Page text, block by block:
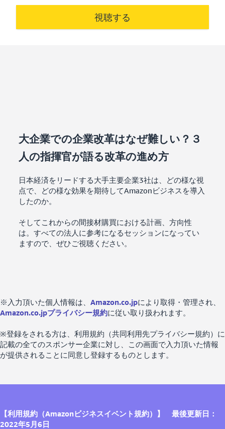
視聴する
大企業での企業改革はなぜ難しい？３
人の指揮官が語る改革の進め方
日本経済をリードする大手主要企業3社は、どの様な視
点で、どの様な効果を期待してAmazonビジネスを導入
したのか。
そしてこれからの間接材購買における計画、方向性
は。すべての法人に参考になるセッションになってい
ますので、ぜひご視聴ください。
※入力頂いた個人情報は、 Amazon.co.jpにより取得・管理され、
Amazon.co.jpプライバシー規約に従い取り扱われます。
※登録をされる方は、利用規約（共同利用先プライバシー規約）に
記載の全てのスポンサー企業に対し、この画面で入力頂いた情報
が提供されることに同意し登録するものとします。
【利用規約（Amazonビジネスイベント規約）】 最後更新日：
2022年5月6日